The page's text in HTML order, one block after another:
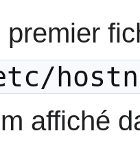
premier
affiché